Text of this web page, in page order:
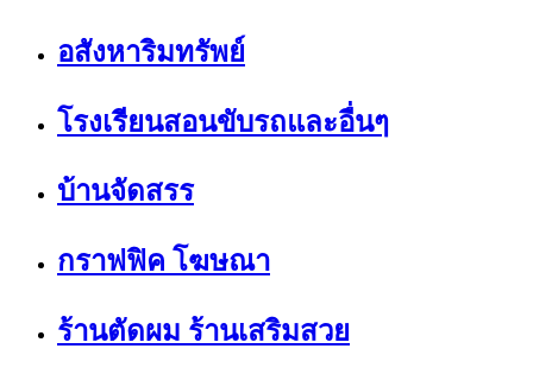
อสังหาริมทรัพย์
โรงเรียนสอนขับรถและอื่นๆ
บ้านจัดสรร
กราฟฟิค โฆษณา
ร้านตัดผม ร้านเสริมสวย